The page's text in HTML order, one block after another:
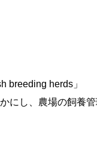
breeding herds」
にし、農場の飼養